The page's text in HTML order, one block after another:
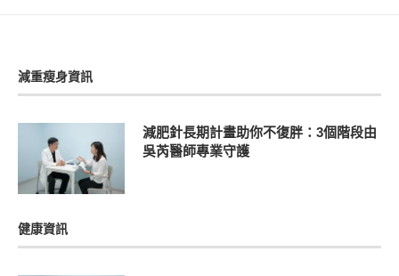
減重瘦身資訊
減肥針長期計畫助你不復胖：3個階段由
吳芮醫師專業守護
健康資訊